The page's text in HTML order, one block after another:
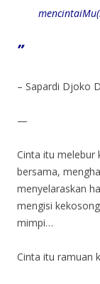
”
– Sapardi Djoko
—
Cinta itu melebur
bersama,
menyelaraskan
mengisi
mimpi…
Cinta itu ramuan